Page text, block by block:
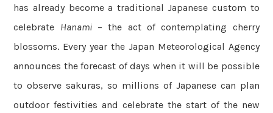
has already become a traditional Japanese custom to
celebrate Hanami– the act of contemplating cherry
blossoms. Every year the Japan Meteorological Agency
announces the forecast of days when it will be possible
to observe sakuras, so millions of Japanese can plan
outdoor festivities and celebrate the start of the new